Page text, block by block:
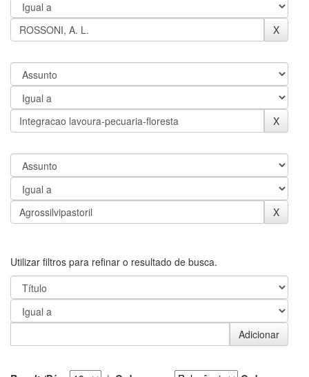
Utilizar filtros para refinar o resultado de busca.